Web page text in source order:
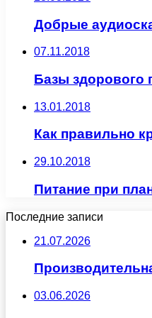
Добрые
07.11.2018
Базы здорового
13.01.2018
Как правильно
29.10.2018
Питание при
Последние записи
21.07.2026
03.06.2026